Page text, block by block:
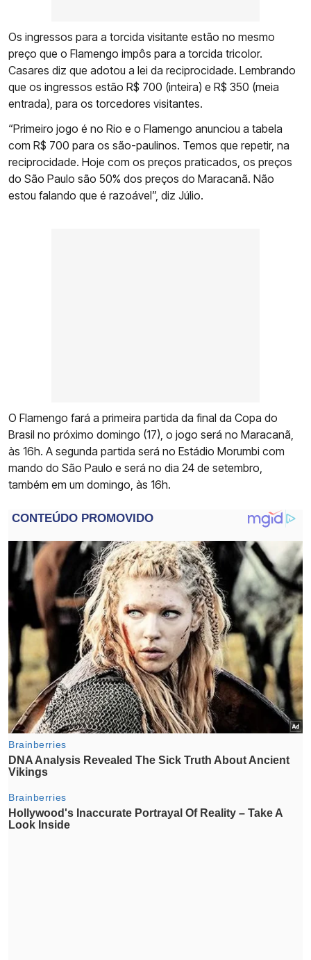
Os ingressos para a torcida visitante estão no mesmo
preço que o Flamengo impôs para a torcida tricolor.
Casares diz que adotou a lei da reciprocidade. Lembrando
que os ingressos estão R$ 700 (inteira) e R$ 350 (meia
entrada), para os torcedores visitantes.
“Primeiro jogo é no Rio e o Flamengo anunciou a tabela
com R$ 700 para os são-paulinos. Temos que repetir, na
reciprocidade. Hoje com os preços praticados, os preços
do São Paulo são 50% dos preços do Maracanã. Não
estou falando que é razoável”, diz Júlio.
O Flamengo fará a primeira partida da final da Copa do
Brasil no próximo domingo (17), o jogo será no Maracanã,
às 16h. A segunda partida será no Estádio Morumbi com
mando do São Paulo e será no dia 24 de setembro,
também em um domingo, às 16h.